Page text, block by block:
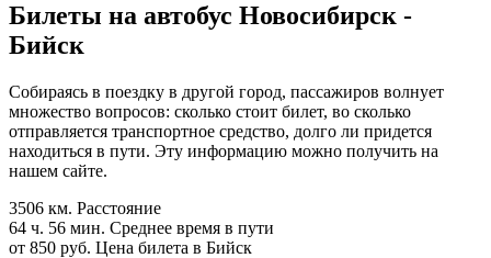
Билеты на автобус Новосибирск -
Бийск
Собираясь в поездку в другой город, пассажиров волнует
множество вопросов: сколько стоит билет, во сколько
отправляется транспортное средство, долго ли придется
находиться в пути. Эту информацию можно получить на
нашем сайте.
3506 км. Расстояние
64 ч. 56 мин. Среднее время в пути
от 850 руб. Цена билета в Бийск